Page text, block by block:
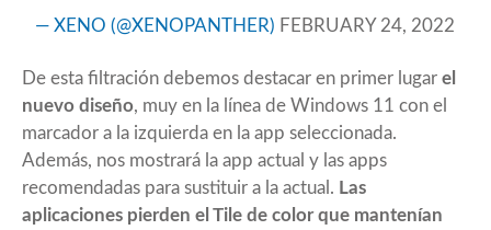
— XENO (@XENOPANTHER) FEBRUARY 24, 2022
De esta filtración debemos destacar en primer lugar el
nuevo diseño, muy en la línea de Windows 11 con el
marcador a la izquierda en la app seleccionada.
Además, nos mostrará la app actual y las apps
recomendadas para sustituir a la actual. Las
aplicaciones pierden el Tile de color que mantenían